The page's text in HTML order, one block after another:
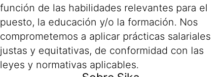
función de las habilidades relevantes para el
puesto, la educación y/o la formación. Nos
comprometemos a aplicar prácticas salariales
justas y equitativas, de conformidad con las
leyes y normativas aplicables.